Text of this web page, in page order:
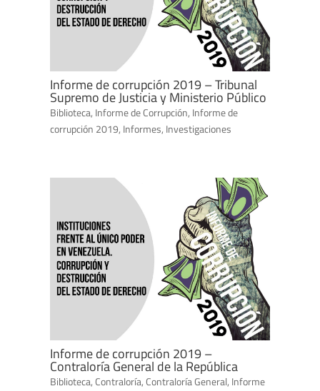
Informe de corrupción 2019 – Tribunal
Supremo de Justicia y Ministerio Público
Biblioteca, Informe de Corrupción, Informe de
corrupción 2019, Informes, Investigaciones
Informe de corrupción 2019 –
Contraloría General de la República
Biblioteca,Contraloría,Contraloría General, Informe